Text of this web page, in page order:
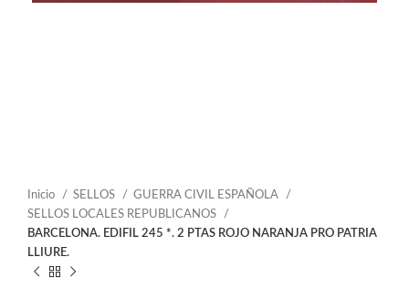
Inicio SELLOS
GUERRA CIVIL ESPAÑOLA
SELLOS LOCALES REPUBLICANOS
BARCELONA. EDIFIL 245 *. 2 PTAS ROJO NARANJA PRO PATRIA
LLIURE.